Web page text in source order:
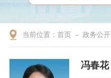
当前位置：首页 -政务公开
冯春花